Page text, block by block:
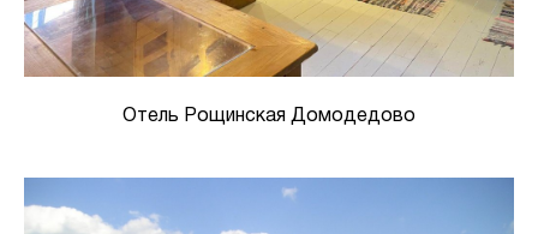
Отель Рощинская Домодедово